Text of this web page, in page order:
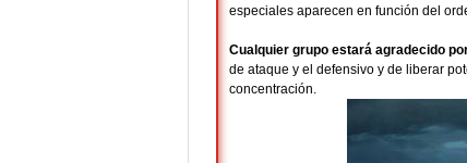
especiales aparecen en función del
Cualquier grupo estará agradecido
de ataque y el defensivo y de liberar
concentración.